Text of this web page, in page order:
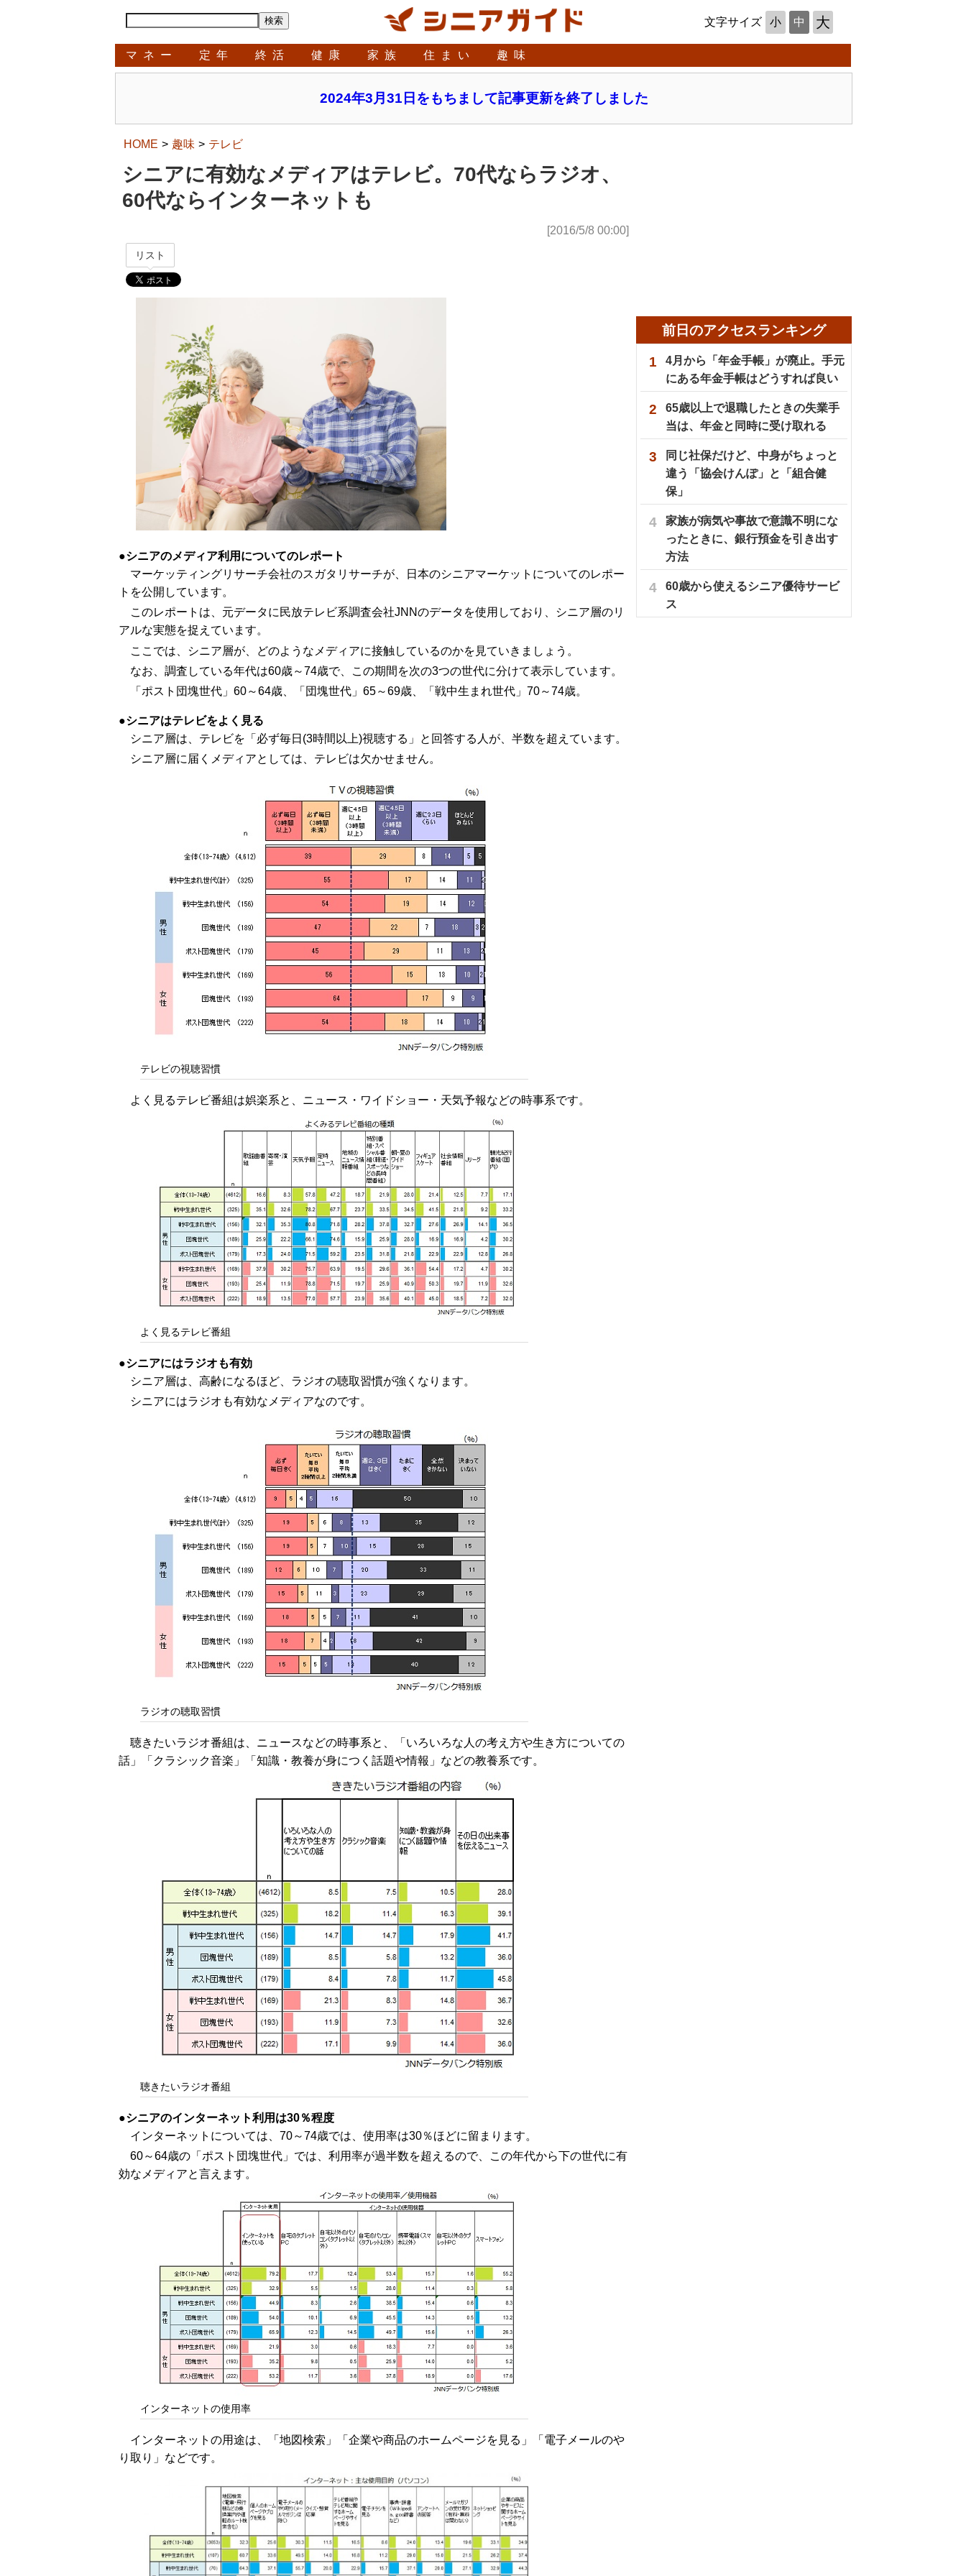
マネー 定年 終活 健康 家族 住まい 趣味
文字サイズ 小 中 大
2024年3月31日をもちまして記事更新を終了しました
HOME 趣味 テレビ
シニアに有効なメディアはテレビ。70代ならラジオ、
60代ならインターネットも
[2016/5/8 00:00]
リスト
シニアのメディア利用についてのレポート
マーケッティングリサーチ会社のスガタリサーチが、日本のシニアマーケットについてのレポー
トを公開しています。
このレポートは、元データに民放テレビ系調査会社JNNのデータを使用しており、シニア層のリ
アルな実態を捉えています。
ここでは、シニア層が、どのようなメディアに接触しているのかを見ていきましょう。
なお、調査している年代は60歳～74歳で、この期間を次の3つの世代に分けて表示しています。
「ポスト団塊世代」60～64歳、「団塊世代」65～69歳、「戦中生まれ世代」70～74歳。
シニアはテレビをよく見る
シニア層は、テレビを「必ず毎日(3時間以上)視聴する」と回答する人が、半数を超えています。
シニア層に届くメディアとしては、テレビは欠かせません。
テレビの視聴習慣
よく見るテレビ番組は娯楽系と、ニュース・ワイドショー・天気予報などの時事系です。
よく見るテレビ番組
シニアにはラジオも有効
シニア層は、高齢になるほど、ラジオの聴取習慣が強くなります。
シニアにはラジオも有効なメディアなのです。
ラジオの聴取習慣
聴きたいラジオ番組は、ニュースなどの時事系と、「いろいろな人の考え方や生き方についての
話」「クラシック音楽」「知識・教養が身につく話題や情報」などの教養系です。
聴きたいラジオ番組
シニアのインターネット利用は30％程度
インターネットについては、70～74歳では、使用率は30％ほどに留まります。
60～64歳の「ポスト団塊世代」では、利用率が過半数を超えるので、この年代から下の世代に有
効なメディアと言えます。
インターネットの使用率
インターネットの用途は、「地図検索」「企業や商品のホームページを見る」「電子メールのや
り取り」などです。
前日のアクセスランキング
1
4月から「年金手帳」が廃止。手元
にある年金手帳はどうすれば良い
2
65歳以上で退職したときの失業手
当は、年金と同時に受け取れる
3
同じ社保だけど、中身がちょっと
違う「協会けんぽ」と「組合健
保」
4
家族が病気や事故で意識不明にな
ったときに、銀行預金を引き出す
方法
4
60歳から使えるシニア優待サービ
ス